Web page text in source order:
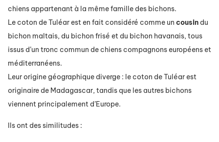
chiens appartenant à la même famille des bichons.
Le coton de Tuléar est en fait considéré comme un cousin du
bichon maltais, du bichon frisé et du bichon havanais, tous
issus d’un tronc commun de chiens compagnons européens et
méditerranéens.
Leur origine géographique diverge : le coton de Tuléar est
originaire de Madagascar, tandis que les autres bichons
viennent principalement d’Europe.
Ils ont des similitudes :